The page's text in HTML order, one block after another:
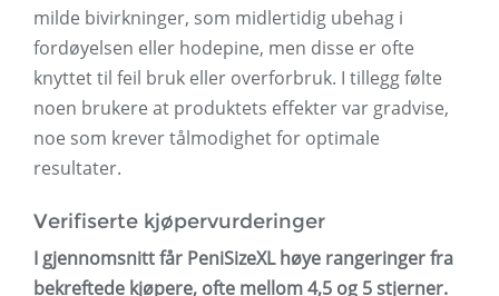
milde bivirkninger, som midlertidig ubehag i
fordøyelsen eller hodepine, men disse er ofte
knyttet til feil bruk eller overforbruk. I tillegg følte
noen brukere at produktets effekter var gradvise,
noe som krever tålmodighet for optimale
resultater.
Verifiserte kjøpervurderinger
I gjennomsnitt får PeniSizeXL høye rangeringer fra
bekreftede kjøpere, ofte mellom 4,5 og 5 stjerner.